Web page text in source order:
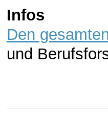
Infos
Den
und